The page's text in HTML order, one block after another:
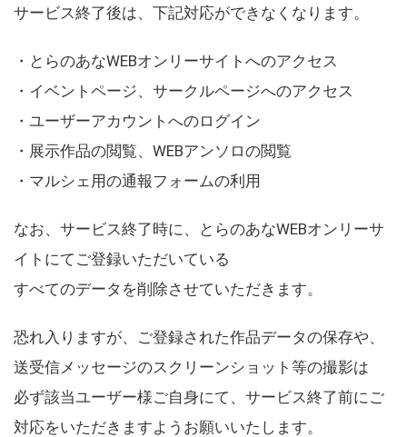
サービス終了後は、下記対応ができなくなります。
・とらのあなWEBオンリーサイトへのアクセス
・イベントページ、サークルページへのアクセス
・ユーザーアカウントへのログイン
・展示作品の閲覧、WEBアンソロの閲覧
・マルシェ用の通報フォームの利用
なお、サービス終了時に、とらのあなWEBオンリーサ
イトにてご登録いただいている
すべてのデータを削除させていただきます。
恐れ入りますが、ご登録された作品データの保存や、
送受信メッセージのスクリーンショット等の撮影は
必ず該当ユーザー様ご自身にて、サービス終了前にご
対応をいただきますようお願いいたします。